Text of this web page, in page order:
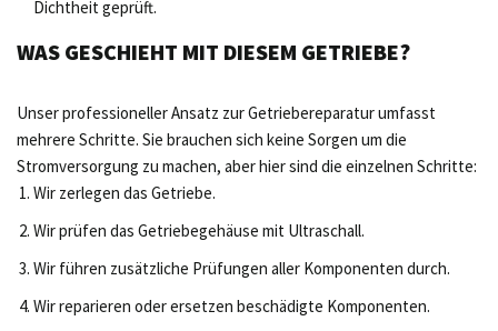
Dichtheit geprüft.
WAS GESCHIEHT MIT DIESEM GETRIEBE?
Unser professioneller Ansatz zur Getriebereparatur umfasst
mehrere Schritte. Sie brauchen sich keine Sorgen um die
Stromversorgung zu machen, aber hier sind die einzelnen Schritte:
Wir zerlegen das Getriebe.
Wir prüfen das Getriebegehäuse mit Ultraschall.
Wir führen zusätzliche Prüfungen aller Komponenten durch.
Wir reparieren oder ersetzen beschädigte Komponenten.